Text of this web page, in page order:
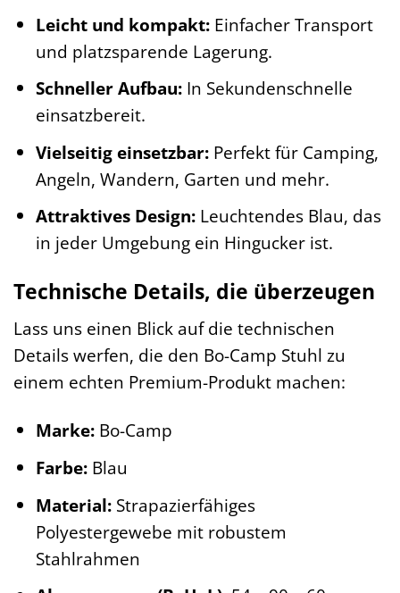
Leicht und kompakt:Einfacher Transport
und platzsparende Lagerung.
Schneller Aufbau:In Sekundenschnelle
einsatzbereit.
Vielseitig einsetzbar:Perfekt für Camping,
Angeln, Wandern, Garten und mehr.
Attraktives Design:Leuchtendes Blau, das
in jeder Umgebung ein Hingucker ist.
Technische Details, die überzeugen
Lass uns einen Blick auf die technischen
Details werfen, die den Bo-Camp Stuhl zu
einem echten Premium-Produkt machen:
Marke:Bo-Camp
Farbe:Blau
Material:Strapazierfähiges
Polyestergewebe mit robustem
Stahlrahmen